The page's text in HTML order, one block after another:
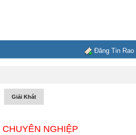
Đăng Tin Rao
Giải Khát
NGHIỆP